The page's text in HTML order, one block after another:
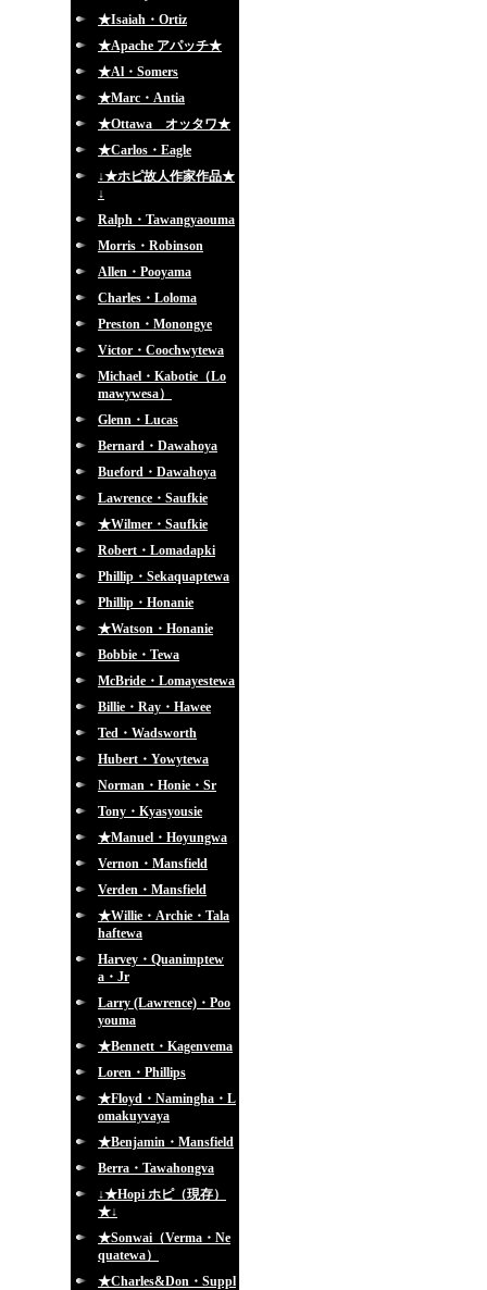
★Isaiah・Ortiz
★Apache アパッチ★
★Al・Somers
★Marc・Antia
★Ottawa オッタワ★
★Carlos・Eagle
↓★ホピ故人作家作品★
↓
Ralph・Tawangyaouma
Morris・Robinson
Allen・Pooyama
Charles・Loloma
Preston・Monongye
Victor・Coochwytewa
Michael・Kabotie（Lo
mawywesa）
Glenn・Lucas
Bernard・Dawahoya
Bueford・Dawahoya
Lawrence・Saufkie
★Wilmer・Saufkie
Robert・Lomadapki
Phillip・Sekaquaptewa
Phillip・Honanie
★Watson・Honanie
Bobbie・Tewa
McBride・Lomayestewa
Billie・Ray・Hawee
Ted・Wadsworth
Hubert・Yowytewa
Norman・Honie・Sr
Tony・Kyasyousie
★Manuel・Hoyungwa
Vernon・Mansfield
Verden・Mansfield
★Willie・Archie・Tala
haftewa
Harvey・Quanimptew
a・Jr
Larry (Lawrence)・Poo
youma
★Bennett・Kagenvema
Loren・Phillips
★Floyd・Namingha・L
omakuyvaya
★Benjamin・Mansfield
Berra・Tawahongva
↓★Hopi ホピ（現存）
★↓
★Sonwai（Verma・Ne
quatewa）
★Charles&Don・Suppl